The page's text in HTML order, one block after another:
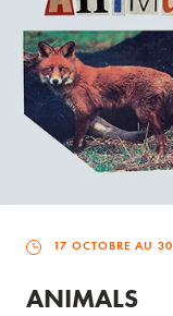
17 OCTOBRE AU
ANIMALS